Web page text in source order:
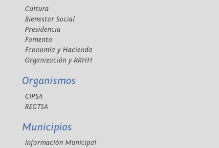
Cultura
Bienestar Social
Presidencia
Fomento
Economía y Hacienda
Organización y RRHH
Organismos
CIPSA
REGTSA
Municipios
Información Municipal